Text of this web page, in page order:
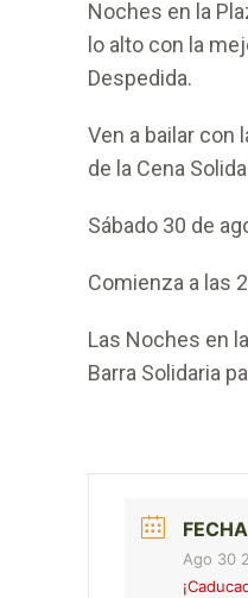
Noches en la
lo alto con la
Despedida.
Ven a bailar con
de la Cena
Sábado 30 de
Comienza a las
Las Noches en
Barra Solidaria
FECHA
Ago 30